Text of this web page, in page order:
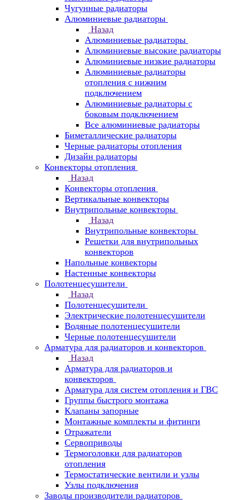
Чугунные радиаторы
Алюминиевые радиаторы
Назад
Алюминиевые радиаторы
Алюминиевые высокие радиаторы
Алюминиевые низкие радиаторы
Алюминиевые радиаторы
отопления с нижним
подключением
Алюминиевые радиаторы с
боковым подключением
Все алюминиевые радиаторы
Биметаллические радиаторы
Черные радиаторы отопления
Дизайн радиаторы
Конвекторы отопления
Назад
Конвекторы отопления
Вертикальные конвекторы
Внутрипольные конвекторы
Назад
Внутрипольные конвекторы
Решетки для внутрипольных
конвекторов
Напольные конвекторы
Настенные конвекторы
Полотенцесушители
Назад
Полотенцесушители
Электрические полотенцесушители
Водяные полотенцесушители
Черные полотенцесушители
Арматура для радиаторов и конвекторов
Назад
Арматура для радиаторов и
конвекторов
Арматура для систем отопления и ГВС
Группы быстрого монтажа
Клапаны запорные
Монтажные комплекты и фитинги
Отражатели
Сервоприводы
Термоголовки для радиаторов
отопления
Термостатические вентили и узлы
Узлы подключения
Заводы производители радиаторов